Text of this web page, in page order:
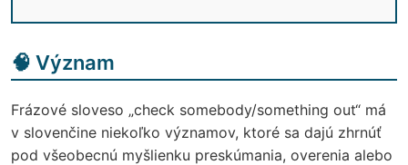
🧠 Význam
Frázové sloveso „check somebody/something out“ má
v slovenčine niekoľko významov, ktoré sa dajú zhrnúť
pod všeobecnú myšlienku preskúmania, overenia alebo